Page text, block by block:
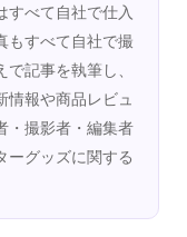
すべて自社で仕入
もすべて自社で撮
記事を執筆し、
情報や商品レビュ
・撮影者・編集者
ーグッズに関する